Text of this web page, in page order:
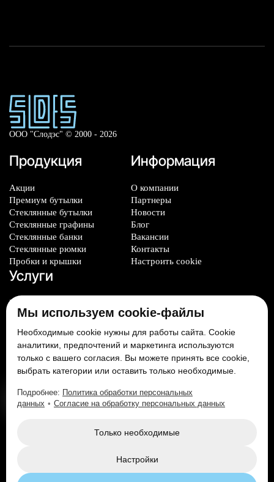
ООО "Слодэс" © 2000 - 2026
Продукция
Акции
Премиум бутылки
Стеклянные бутылки
Стеклянные графины
Стеклянные банки
Стеклянные рюмки
Пробки и крышки
Информация
О компании
Партнеры
Новости
Блог
Вакансии
Контакты
Настроить cookie
Услуги
Производство стеклотары
Изготовление
формокомплектов
Нанесение декорации
Мы в соцсетях:
Мы используем cookie-файлы
Необходимые cookie нужны для работы сайта. Cookie
аналитики, предпочтений и маркетинга используются
только с вашего согласия. Вы можете принять все cookie,
выбрать категории или оставить только необходимые.
Подробнее: Политика обработки персональных
данных • Согласие на обработку персональных данных
Только необходимые
Настройки